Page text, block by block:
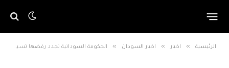
الرئيسية » اخبار » اخبار السودان » الحكومة السودانية تجدد رفضها تسييس العمل الإنساني